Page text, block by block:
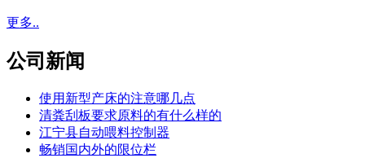
更多..
公司新闻
使用新型产床的注意哪几点
清粪刮板要求原料的有什么样的
江宁县自动喂料控制器
畅销国内外的限位栏